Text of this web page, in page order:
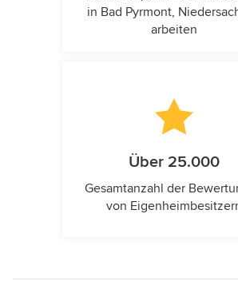
in Bad Pyrmont,
arbeiten
Über 25.000
Gesamtanzahl der
von